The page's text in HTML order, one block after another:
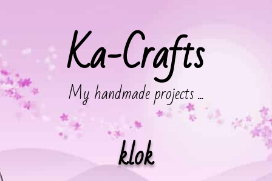
Ka-Crafts
My handmade projects ...
klok